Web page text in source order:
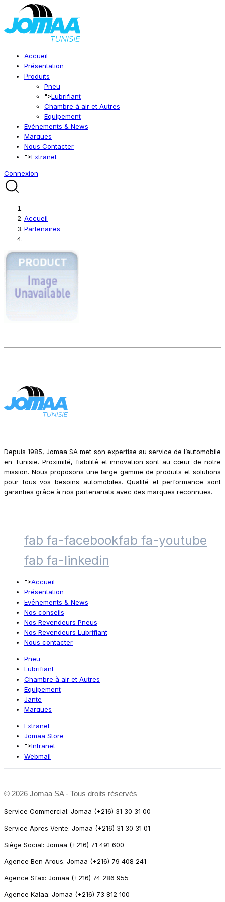
Accueil
Présentation
Produits
Pneu
">Lubrifiant
Chambre à air et Autres
Equipement
Evénements & News
Marques
Nous Contacter
">Extranet
Connexion
Accueil
Partenaires
Depuis 1985, Jomaa SA met son expertise au service de l’automobile
en Tunisie. Proximité, fiabilité et innovation sont au cœur de notre
mission. Nous proposons une large gamme de produits et solutions
pour tous vos besoins automobiles. Qualité et performance sont
garanties grâce à nos partenariats avec des marques reconnues.
fab fa-facebookfab fa-youtube
fab fa-linkedin
">Accueil
Présentation
Evénements & News
Nos conseils
Nos Revendeurs Pneus
Nos Revendeurs Lubrifiant
Nous contacter
Pneu
Lubrifiant
Chambre à air et Autres
Equipement
Jante
Marques
Extranet
Jomaa Store
">Intranet
Webmail
© 2026 Jomaa SA - Tous droits réservés
Service Commercial: Jomaa (+216) 31 30 31 00
Service Apres Vente: Jomaa (+216) 31 30 31 01
Siège Social: Jomaa (+216) 71 491 600
Agence Ben Arous: Jomaa (+216) 79 408 241
Agence Sfax: Jomaa (+216) 74 286 955
Agence Kalaa: Jomaa (+216) 73 812 100